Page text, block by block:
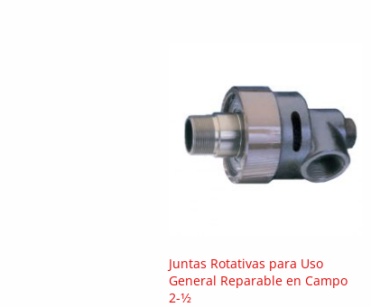
Juntas Rotativas para Uso
General Reparable en Campo
2-1⁄2